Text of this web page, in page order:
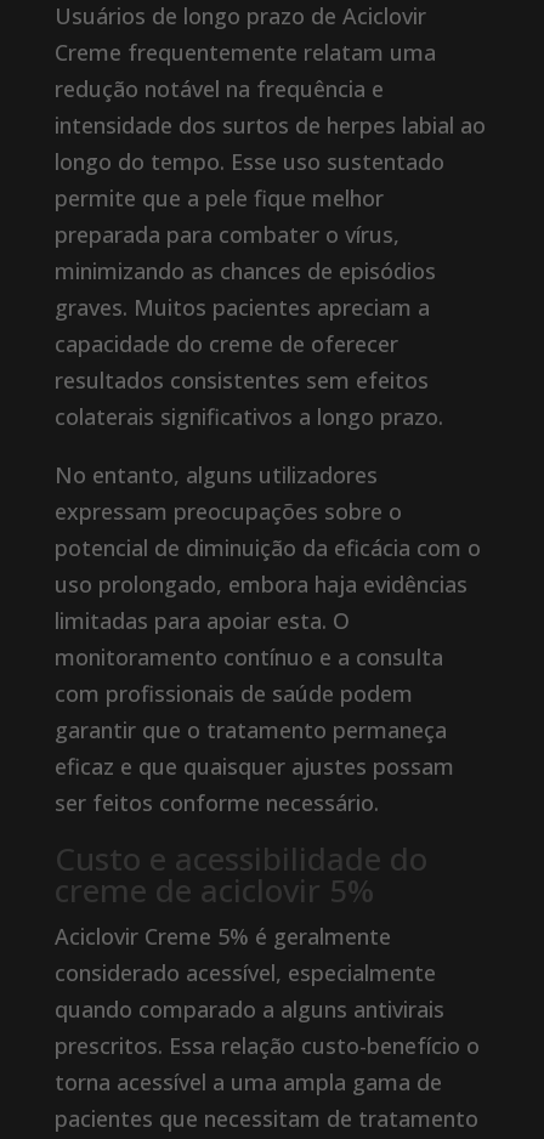
Usuários de longo prazo de Aciclovir
Creme frequentemente relatam uma
redução notável na frequência e
intensidade dos surtos de herpes labial ao
longo do tempo. Esse uso sustentado
permite que a pele fique melhor
preparada para combater o vírus,
minimizando as chances de episódios
graves. Muitos pacientes apreciam a
capacidade do creme de oferecer
resultados consistentes sem efeitos
colaterais significativos a longo prazo.
No entanto, alguns utilizadores
expressam preocupações sobre o
potencial de diminuição da eficácia com o
uso prolongado, embora haja evidências
limitadas para apoiar esta. O
monitoramento contínuo e a consulta
com profissionais de saúde podem
garantir que o tratamento permaneça
eficaz e que quaisquer ajustes possam
ser feitos conforme necessário.
Custo e acessibilidade do
creme de aciclovir 5%
Aciclovir Creme 5% é geralmente
considerado acessível, especialmente
quando comparado a alguns antivirais
prescritos. Essa relação custo-benefício o
torna acessível a uma ampla gama de
pacientes que necessitam de tratamento